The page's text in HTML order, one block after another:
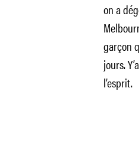
on a
garçon
jours.
l’esprit.